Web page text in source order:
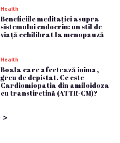
Health
Beneficiile meditației asupra
sistemului endocrin: un stil de
viață echilibrat la menopauză
Health
Boala care afectează inima,
greu de depistat. Ce este
Cardiomiopatia din amiloidoza
cu transtiretină (ATTR-CM)?
>